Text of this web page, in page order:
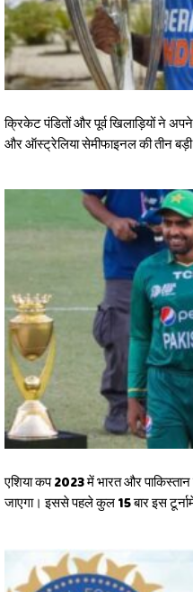
क्रिकेट पंडितों और पूर्व खिलाड़ियों ने
और ऑस्ट्रेलिया सेमीफाइनल की तीन बड़ी
एशिया कप 2023 में भारत और
जाएगा। इससे पहले कुल 15 बार इस